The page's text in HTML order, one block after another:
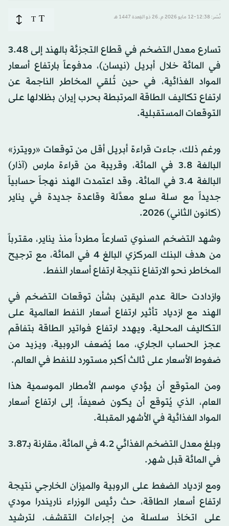
نُشر: 12:38-12 مايو 2026 م ـ 26 ذو القِعدة 1447 هـ T
T
تسارع معدل التضخم في قطاع التجزئة بالهند إلى 3.48
في المائة خلال أبريل (نيسان)، مدفوعاً بارتفاع أسعار
المواد الغذائية، في حين تُلقي المخاطر الناجمة عن
ارتفاع تكاليف الطاقة المرتبطة بحرب إيران بظلالها على
التوقعات المستقبلية.
ورغم ذلك، جاءت قراءة أبريل أقل من توقعات «رويترز»
البالغة 3.8 في المائة، وقريبة من قراءة مارس (آذار)
البالغة 3.4 في المائة. وقد اعتمدت الهند نهجاً حسابياً
جديداً مع سلة سلع معدَّلة وقاعدة جديدة في يناير
(كانون الثاني) 2026.
وشهد التضخم السنوي تسارعاً مطرداً منذ يناير، مقترباً
من هدف البنك المركزي البالغ 4 في المائة، مع ترجيح
المخاطر نحو الارتفاع نتيجة ارتفاع أسعار النفط.
وازدادت حالة عدم اليقين بشأن توقعات التضخم في
الهند مع ازدياد تأثير ارتفاع أسعار النفط العالمية على
التكاليف المحلية. ويهدد ارتفاع فواتير الطاقة بتفاقم
عجز الحساب الجاري، مما يُضعف الروبية، ويزيد من
ضغوط الأسعار على ثالث أكبر مستورد للنفط في العالم.
ومن المتوقع أن يؤدي موسم الأمطار الموسمية هذا
العام، الذي يُتوقع أن يكون ضعيفاً، إلى ارتفاع أسعار
المواد الغذائية في الأشهر المقبلة.
وبلغ معدل التضخم الغذائي 4.2 في المائة، مقارنة بـ3.87
في المائة قبل شهر.
ومع ازدياد الضغط على الروبية والميزان الخارجي نتيجة
ارتفاع أسعار الطاقة، حث رئيس الوزراء ناريندرا مودي
على اتخاذ سلسلة من إجراءات التقشف، لترشيد